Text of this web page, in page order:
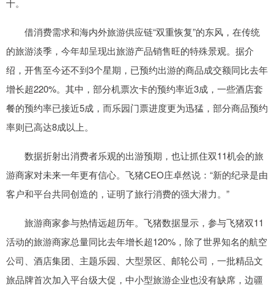
十。
借消费需求和海内外旅游供应链“双重恢复”的东风，在传统
的旅游淡季，今年却呈现出旅游产品销售旺的特殊景观。据介
绍，开售至今还不到3个星期，已预约出游的商品成交额同比去年
增长超220%。其中，部分机票次卡的预约率近3成，一些酒店套
餐的预约率已接近5成，而乐园门票进度更为迅猛，部分商品预约
率则已高达8成以上。
数据折射出消费者乐观的出游预期，也让抓住双11机会的旅
游商家对未来一年更有信心。飞猪CEO庄卓然说：“新的纪录是由
客户和平台共同创造的，证明了旅行消费的强大潜力。”
旅游商家参与热情远超历年。飞猪数据显示，参与飞猪双11
活动的旅游商家总量同比去年增长超120%，除了世界知名的航空
公司、酒店集团、主题乐园、大型景区、邮轮公司，一批精品文
旅品牌首次加入平台级大促，中小型旅游企业也没有缺席，边疆